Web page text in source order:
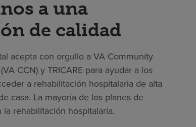
a una
de calidad
acepta con orgullo a VA Community
CCN) y TRICARE para ayudar a los
a rehabilitación hospitalaria de alta
casa. La mayoría de los planes de
rehabilitación hospitalaria.